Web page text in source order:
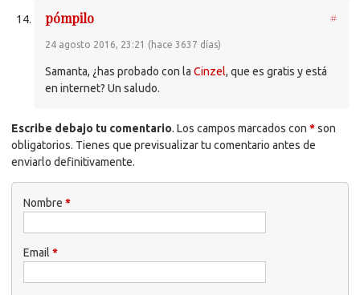
pómpilo #
24 agosto 2016, 23:21 (hace 3637 días)
Samanta, ¿has probado con la Cinzel, que es gratis y está
en internet? Un saludo.
Escribe debajo tu comentario. Los campos marcados con *son
obligatorios. Tienes que previsualizar tu comentario antes de
enviarlo definitivamente.
Nombre *
Email *